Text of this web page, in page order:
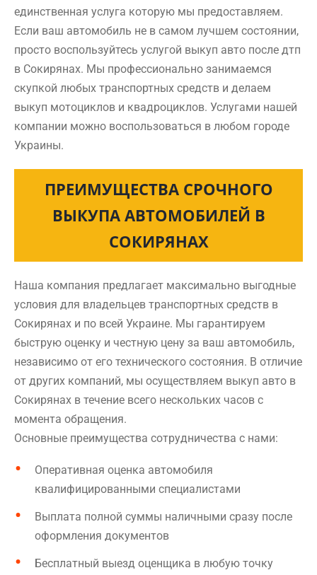
единственная услуга которую мы предоставляем.
Если ваш автомобиль не в самом лучшем состоянии,
просто воспользуйтесь услугой выкуп авто после дтп
в Сокирянах. Мы профессионально занимаемся
скупкой любых транспортных средств и делаем
выкуп мотоциклов и квадроциклов. Услугами нашей
компании можно воспользоваться в любом городе
Украины.
ПРЕИМУЩЕСТВА СРОЧНОГО
ВЫКУПА АВТОМОБИЛЕЙ В
СОКИРЯНАХ
Наша компания предлагает максимально выгодные
условия для владельцев транспортных средств в
Сокирянах и по всей Украине. Мы гарантируем
быструю оценку и честную цену за ваш автомобиль,
независимо от его технического состояния. В отличие
от других компаний, мы осуществляем выкуп авто в
Сокирянах в течение всего нескольких часов с
момента обращения.
Основные преимущества сотрудничества с нами:
Оперативная оценка автомобиля
квалифицированными специалистами
Выплата полной суммы наличными сразу после
оформления документов
Бесплатный выезд оценщика в любую точку